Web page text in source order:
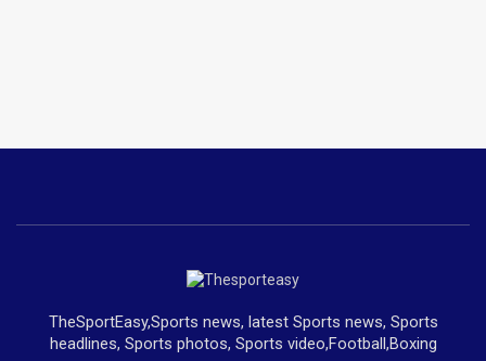
TheSportEasy,Sports news, latest Sports news, Sports
headlines, Sports photos, Sports video,Football,Boxing